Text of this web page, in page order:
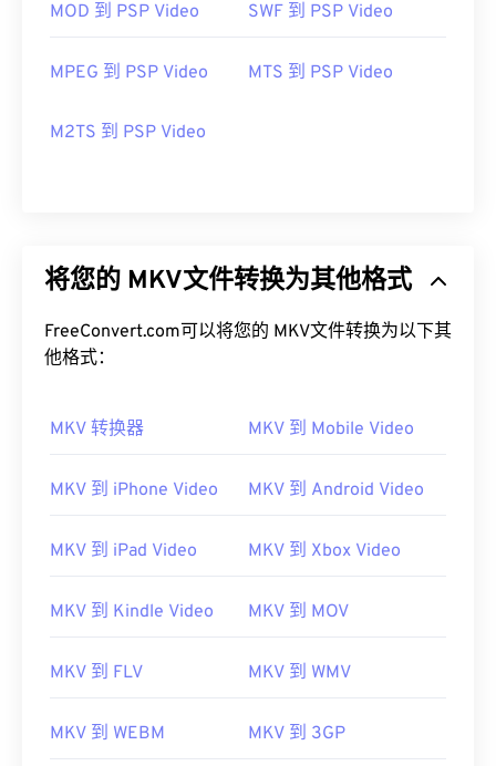
MOD 到 PSP Video SWF 到 PSP Video
MPEG 到 PSP Video MTS 到 PSP Video
M2TS 到 PSP Video
将您的 MKV文件转换为其他格式
FreeConvert.com可以将您的 MKV文件转换为以下其
他格式：
MKV 转换器 MKV 到 Mobile Video
MKV 到 iPhone Video MKV 到 Android Video
MKV 到 iPad Video MKV 到 Xbox Video
MKV 到 Kindle Video MKV 到 MOV
MKV 到 FLV MKV 到 WMV
MKV 到 WEBM MKV 到 3GP